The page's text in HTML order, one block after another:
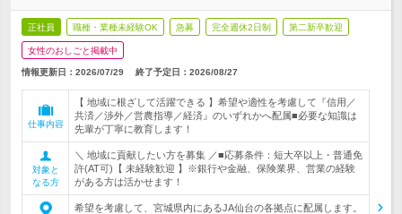
正社員 職種・業種未経験OK 急募 完全週休2日制 第二新卒歓迎
女性のおしごと掲載中
情報更新日：2026/07/29 終了予定日： 2026/08/27
仕事内容
【 地域に根ざして活躍できる 】希望や適性を考慮して『信用／
共済／渉外／営農指導／経済』のいずれかへ配属■必要な知識は
先輩が丁寧に教育します！
対象と
なる方
＼ 地域に貢献したい方を募集 ／■応募条件：短大卒以上・普通免
許(AT可)【 未経験歓迎 】※銀行や金融、保険業界、営業の経験
がある方は活かせます！
希望を考慮して、宮城県内にあるJA仙台の各拠点に配属します。